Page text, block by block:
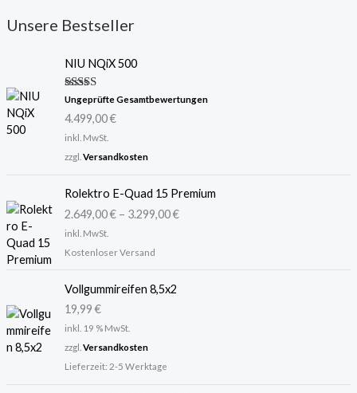
Unsere Bestseller
NIU NQiX 500
Bewertet
von 5
Ungeprüfte Gesamtbewertungen
4.499,00€
inkl. MwSt.
zzgl. Versandkosten
Rolektro E-Quad 15 Premium
2.649,00€– 3.299,00€
inkl. MwSt.
Kostenloser Versand
Vollgummireifen 8,5x2
19,99€
inkl. 19 % MwSt.
zzgl. Versandkosten
Lieferzeit: 2-5 Werktage